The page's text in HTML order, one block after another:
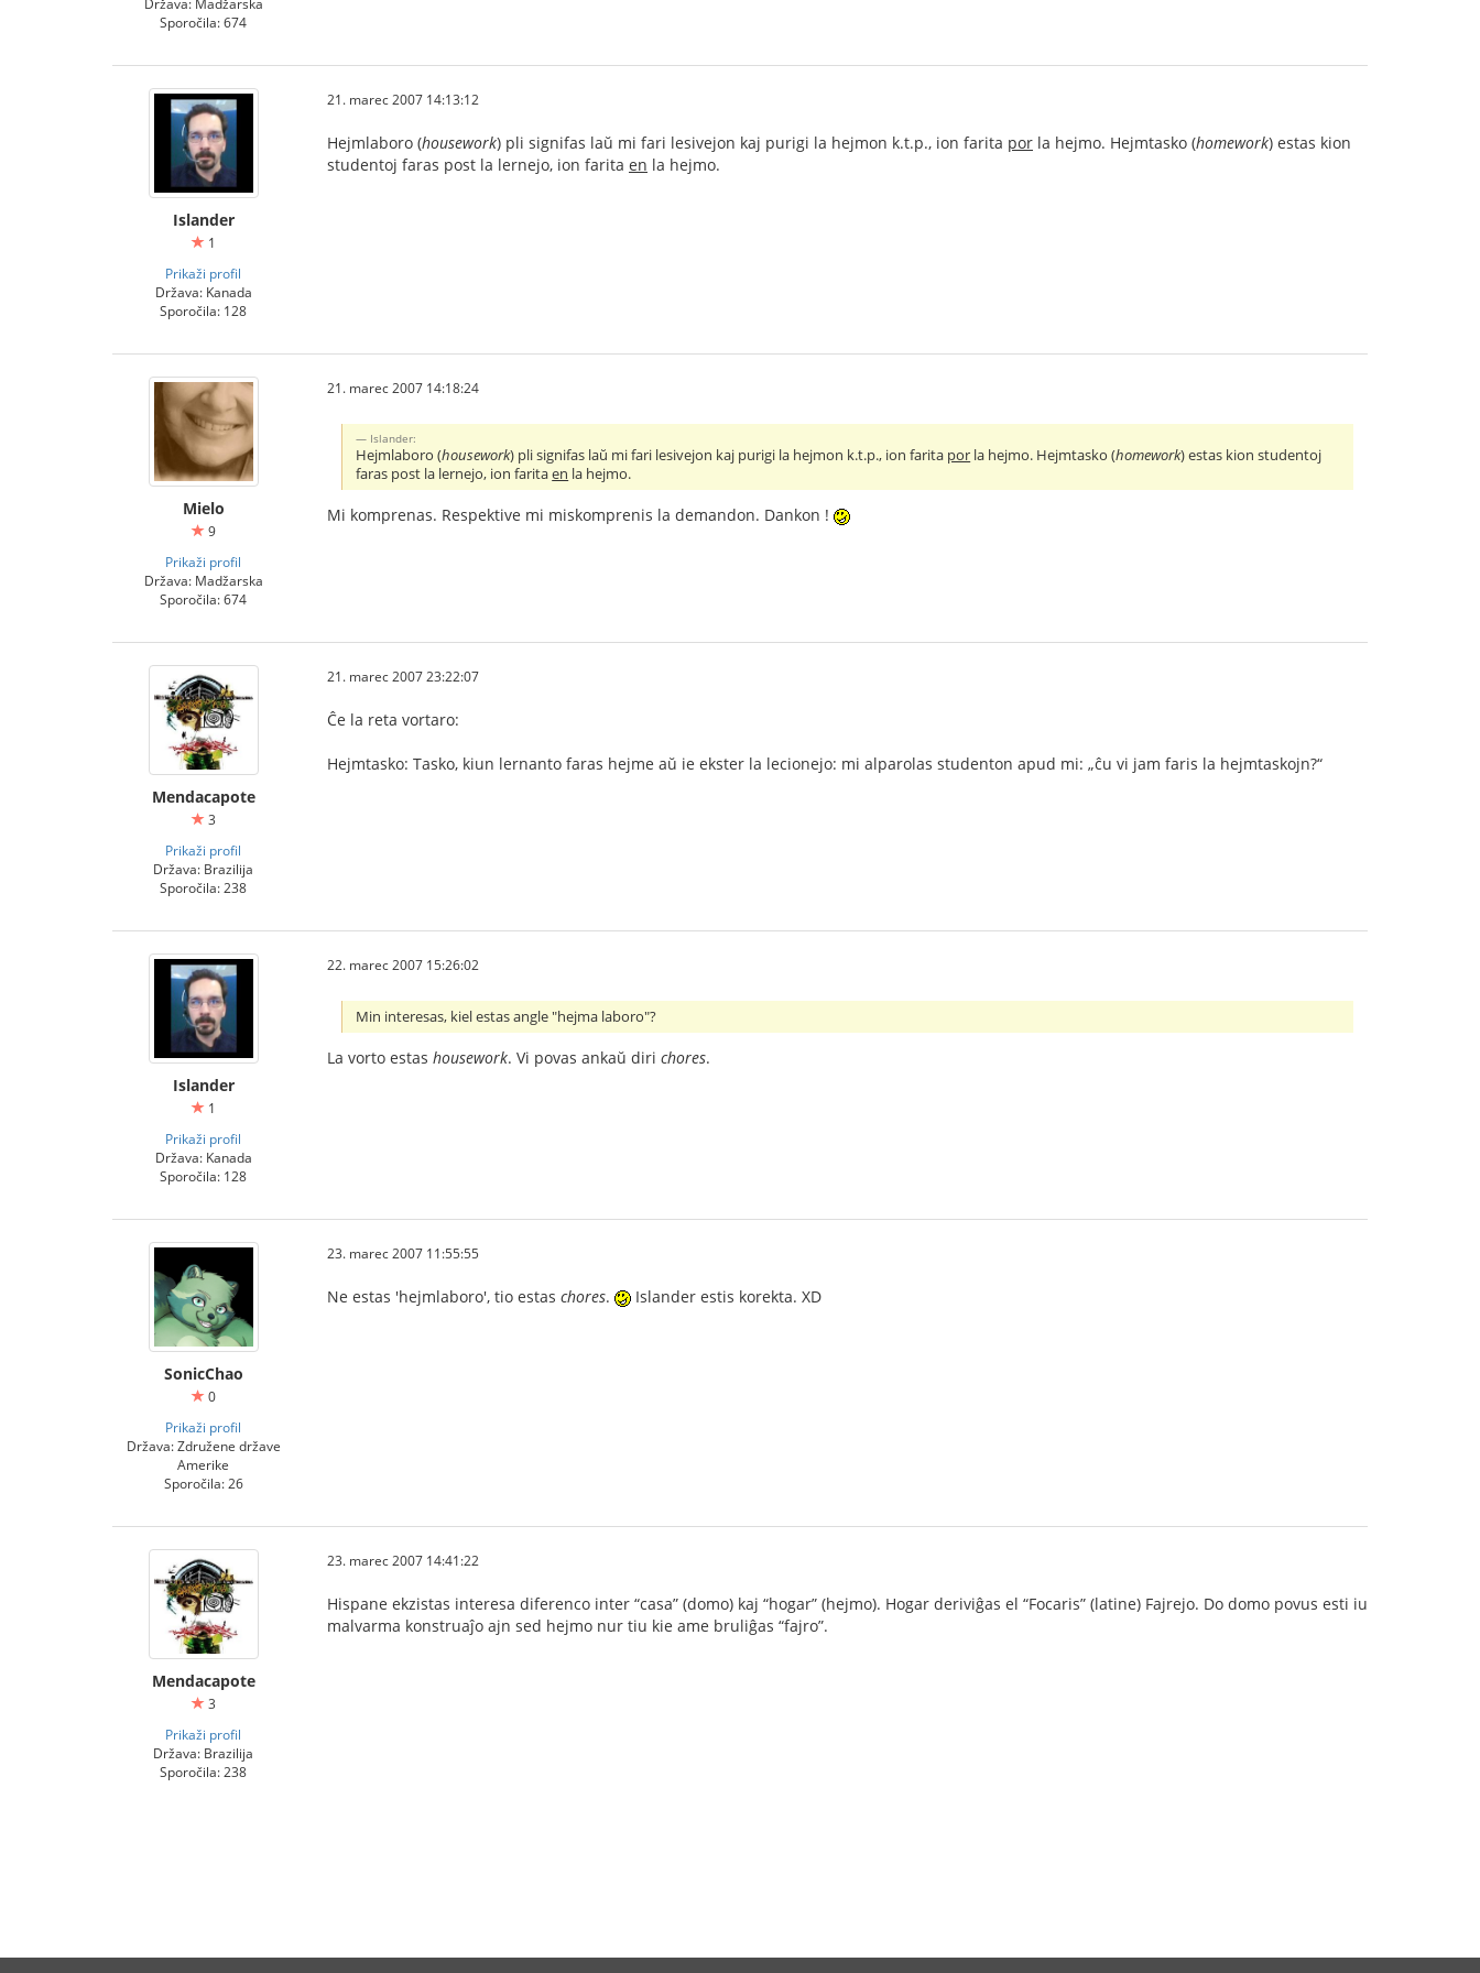
Sporočila: 674
Islander
1
Prikaži profil
Država: Kanada
Sporočila: 128
21. marec 2007 14:13:12
Hejmlaboro (housework) pli signifas laŭ mi fari lesivejon kaj purigi la hejmon k.t.p., ion farita por la hejmo. Hejmtasko (homework) estas kion
studentoj faras post la lernejo, ion farita en la hejmo.
Mielo
9
Prikaži profil
Država: Madžarska
Sporočila: 674
21. marec 2007 14:18:24
Islander:
Hejmlaboro (housework) pli signifas laŭ mi fari lesivejon kaj purigi la hejmon k.t.p., ion farita por la hejmo. Hejmtasko (homework) estas kion studentoj
faras post la lernejo, ion faritaen la hejmo.
Mi komprenas. Respektive mi miskomprenis la demandon. Dankon !
Mendacapote
3
Prikaži profil
Država: Brazilija
Sporočila: 238
21. marec 2007 23:22:07
Ĉe la reta vortaro:
Hejmtasko: Tasko, kiun lernanto faras hejme aŭ ie ekster la lecionejo: mi alparolas studenton apud mi: „ĉu vi jam faris la hejmtaskojn?“
Islander
1
Prikaži profil
Država: Kanada
Sporočila: 128
22. marec 2007 15:26:02
Min interesas, kiel estas angle "hejma laboro"?
La vorto estas housework. Vi povas ankaŭ diri chores.
SonicChao
0
Prikaži profil
Država: Združene države
Amerike
Sporočila: 26
23. marec 2007 11:55:55
Ne estas 'hejmlaboro', tio estas chores. Islander estis korekta. XD
Mendacapote
3
Prikaži profil
Država: Brazilija
Sporočila: 238
23. marec 2007 14:41:22
Hispane ekzistas interesa diferenco inter “casa” (domo) kaj “hogar” (hejmo). Hogar deriviĝas el “Focaris” (latine) Fajrejo. Do domo povus esti iu
malvarma konstruaĵo ajn sed hejmo nur tiu kie ame bruliĝas “fajro”.